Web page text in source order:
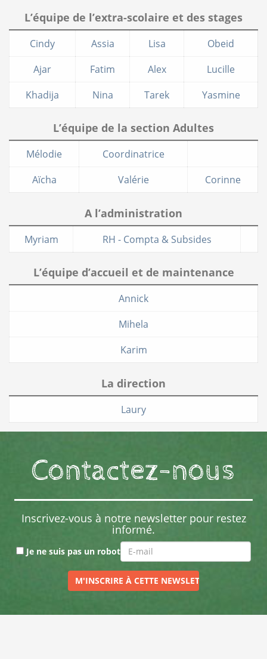
L’équipe de l’extra-scolaire et des stages
Cindy Assia Lisa
Obeid
Ajar
Fatim Alex
Lucille
Khadija
Nina Tarek Yasmine
L’équipe de la section Adultes
Mélodie
Coordinatrice
Aïcha
Valérie Corinne
A l’administration
Myriam RH - Compta & Subsides
L’équipe d’accueil et de maintenance
Annick
Mihela
Karim
La direction
Laury
Contactez-nous
Inscrivez-vous à notre newsletter pour restez
informé.
Je ne suis pas un robot